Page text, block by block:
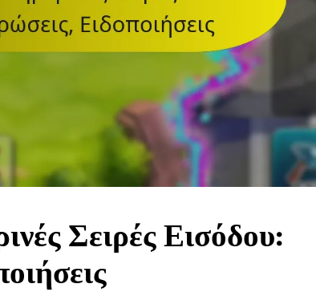
Σειρές Εισόδου: